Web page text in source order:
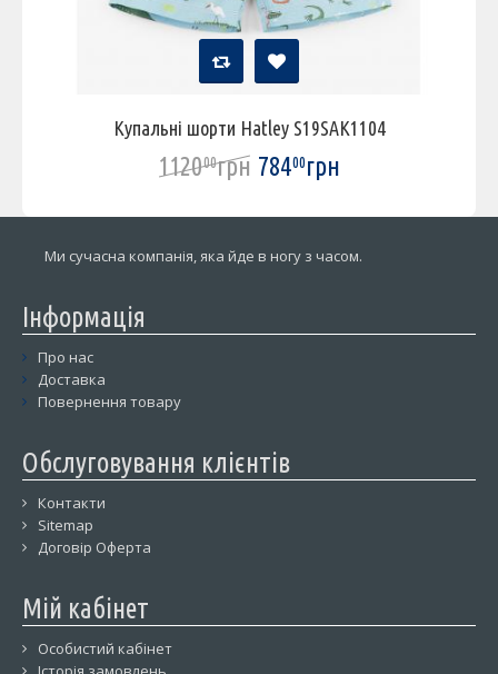
Купальні шорти Hatley S19SAK1104
112000грн 78400грн
Ми сучасна компанія, яка йде в ногу з часом.
Інформація
Про нас
Доставка
Повернення товару
Обслуговування клієнтів
Контакти
Sitemap
Договір Оферта
Мій кабінет
Особистий кабінет